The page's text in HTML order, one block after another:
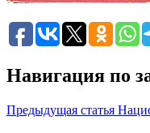
Навигация по
Предыдущая статья